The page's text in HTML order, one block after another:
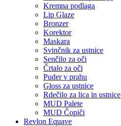
Kremna podlaga
Lip Glaze
Bronzer
Korektor
Maskara
Svinčnik za ustnice
Senčilo za oči
Črtalo za oči
Puder v prahu
Gloss za ustnice
Rdečilo za lica in ustnice
MUD Palete
MUD Čopiči
Revlon Equave